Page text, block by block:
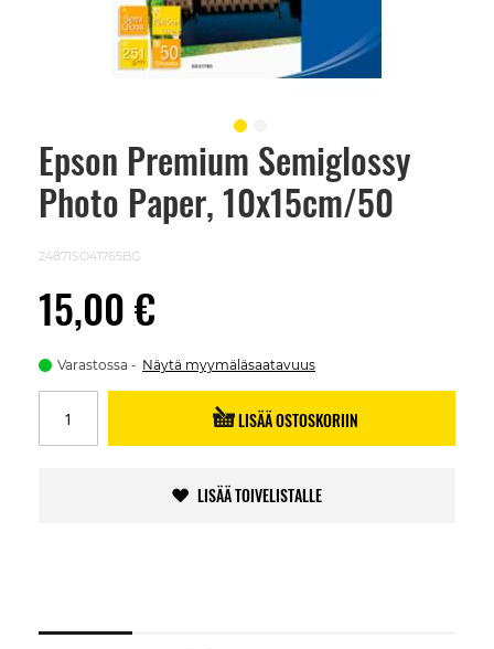
Epson Premium Semiglossy
Photo Paper, 10x15cm/50
24871SO41765BG
15,00 €
Varastossa Näytä myymäläsaatavuus
LISÄÄ OSTOSKORIIN
LISÄÄ TOIVELISTALLE
Skip
beginning
images